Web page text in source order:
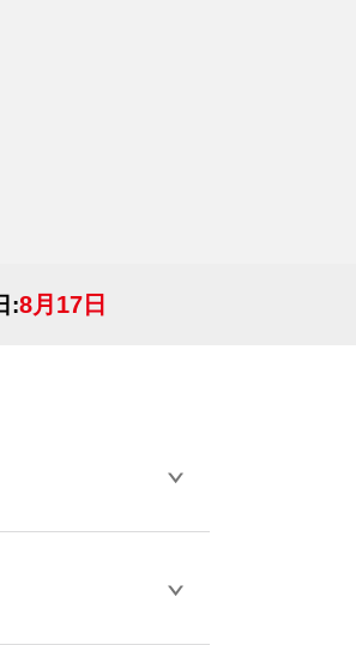
:8月17日